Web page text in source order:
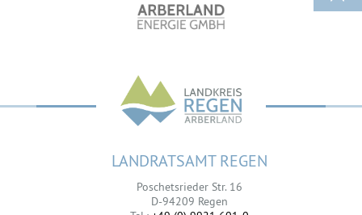
LANDRATSAMT REGEN
Poschetsrieder Str. 16
D-94209 Regen